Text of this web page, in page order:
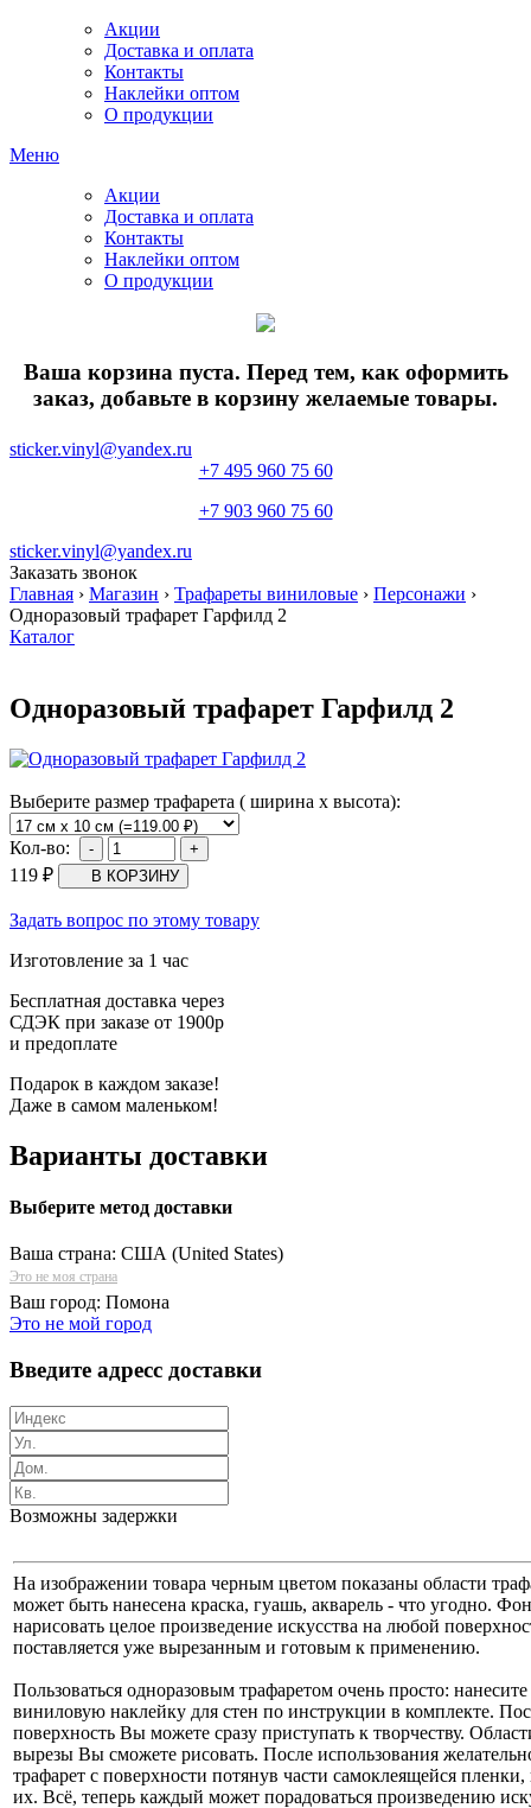
Акции
Доставка и оплата
Контакты
Наклейки оптом
О продукции
Меню
Акции
Доставка и оплата
Контакты
Наклейки оптом
О продукции
Ваша корзина пуста. Перед тем, как оформить
заказ, добавьте в корзину желаемые товары.
sticker.vinyl@yandex.ru
+7 495 960 75 60
+7 903 960 75 60
sticker.vinyl@yandex.ru
Заказать звонок
Главная › Магазин › Трафареты виниловые › Персонажи ›
Одноразовый трафарет Гарфилд 2
Каталог
Одноразовый трафарет Гарфилд 2
Выберите размер трафарета ( ширина х высота):
Кол-во:
119 ₽
Задать вопрос по этому товару
Изготовление за 1 час
Бесплатная доставка через
СДЭК при заказе от 1900р
и предоплате
Подарок в каждом заказе!
Даже в самом маленьком!
Варианты доставки
Выберите метод доставки
Ваша страна: США (United States)
Это не моя страна
Ваш город: Помона
Это не мой город
Введите адресс доставки
Возможны задержки
На изображении товара черным цветом показаны области
может быть нанесена краска, гуашь, акварель - что угодно.
нарисовать целое произведение искусства на любой
поставляется уже вырезанным и готовым к применению.
Пользоваться одноразовым трафаретом очень просто:
виниловую наклейку для стен по инструкции в комплекте.
поверхность Вы можете сразу приступать к творчеству.
вырезы Вы сможете рисовать. После использования
трафарет с поверхности потянув части самоклеящейся
их. Всё, теперь каждый может порадоваться произведению